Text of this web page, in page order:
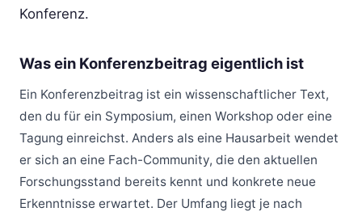
Konferenz.
Was ein Konferenzbeitrag eigentlich ist
Ein Konferenzbeitrag ist ein wissenschaftlicher Text,
den du für ein Symposium, einen Workshop oder eine
Tagung einreichst. Anders als eine Hausarbeit wendet
er sich an eine Fach-Community, die den aktuellen
Forschungsstand bereits kennt und konkrete neue
Erkenntnisse erwartet. Der Umfang liegt je nach